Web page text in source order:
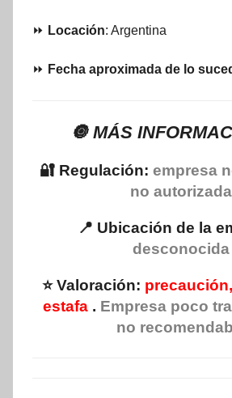
⏩ Locación: Argentina
⏩ Fecha aproximada de lo
🔘 MÁS
🔐 Regulación: empresa
no autorizada
📍 Ubicación de la
desconocida
⭐ Valoración:
estafa . Empresa poco
no